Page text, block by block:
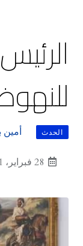
الحدث أمين
28 فبراير، 2021